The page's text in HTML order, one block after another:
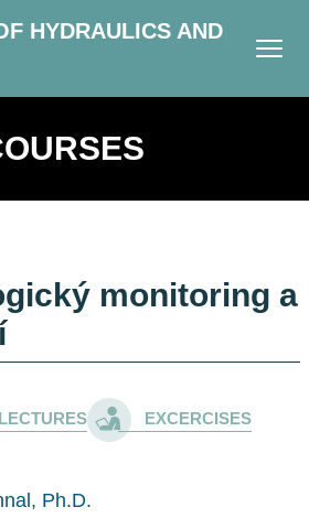
HYDRAULICS AND
monitoring a
LECTURES EXCERCISES
Ph.D.